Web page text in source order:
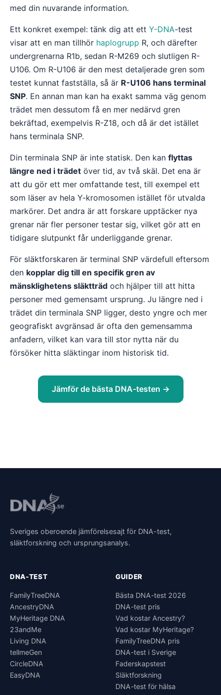
med din nuvarande information.
Ett konkret exempel: tänk dig att ett Y-DNA-test
visar att en man tillhör haplogrupp R, och därefter
undergrenarna R1b, sedan R-M269 och slutligen R-
U106. Om R-U106 är den mest detaljerade gren som
testet kunnat fastställa, så är R-U106 hans terminal
SNP. En annan man kan ha exakt samma väg genom
trädet men dessutom få en mer nedärvd gren
bekräftad, exempelvis R-Z18, och då är det istället
hans terminala SNP.
Din terminala SNP är inte statisk. Den kan flyttas
längre ned i trädet över tid, av två skäl. Det ena är
att du gör ett mer omfattande test, till exempel ett
som läser av hela Y-kromosomen istället för utvalda
markörer. Det andra är att forskare upptäcker nya
grenar när fler personer testar sig, vilket gör att en
tidigare slutpunkt får underliggande grenar.
För släktforskaren är terminal SNP värdefull eftersom
den kopplar dig till en specifik gren av
mänsklighetens släktträd och hjälper till att hitta
personer med gemensamt ursprung. Ju längre ned i
trädet din terminala SNP ligger, desto yngre och mer
geografiskt avgränsad är ofta den gemensamma
anfadern, vilket kan vara till stor nytta när du
försöker hitta släktingar inom historisk tid.
Jämför de bästa DNA-testen →
Sveriges oberoende jämförelsesajt för DNA-test,
släktforskning och ursprungsanalys.
DNA-TEST
FamilyTreeDNA
AncestryDNA
MyHeritage DNA
23andMe
Living DNA
tellmeGen
CircleDNA
EasyDNA
GUIDER
Bästa DNA-test 2026
DNA-test pris
Vad kostar Ancestry?
Vad kostar MyHeritage?
FamilyTreeDNA pris
DNA-test i Sverige
Faderskapstest
Släktforskning
DNA-test för hälsa